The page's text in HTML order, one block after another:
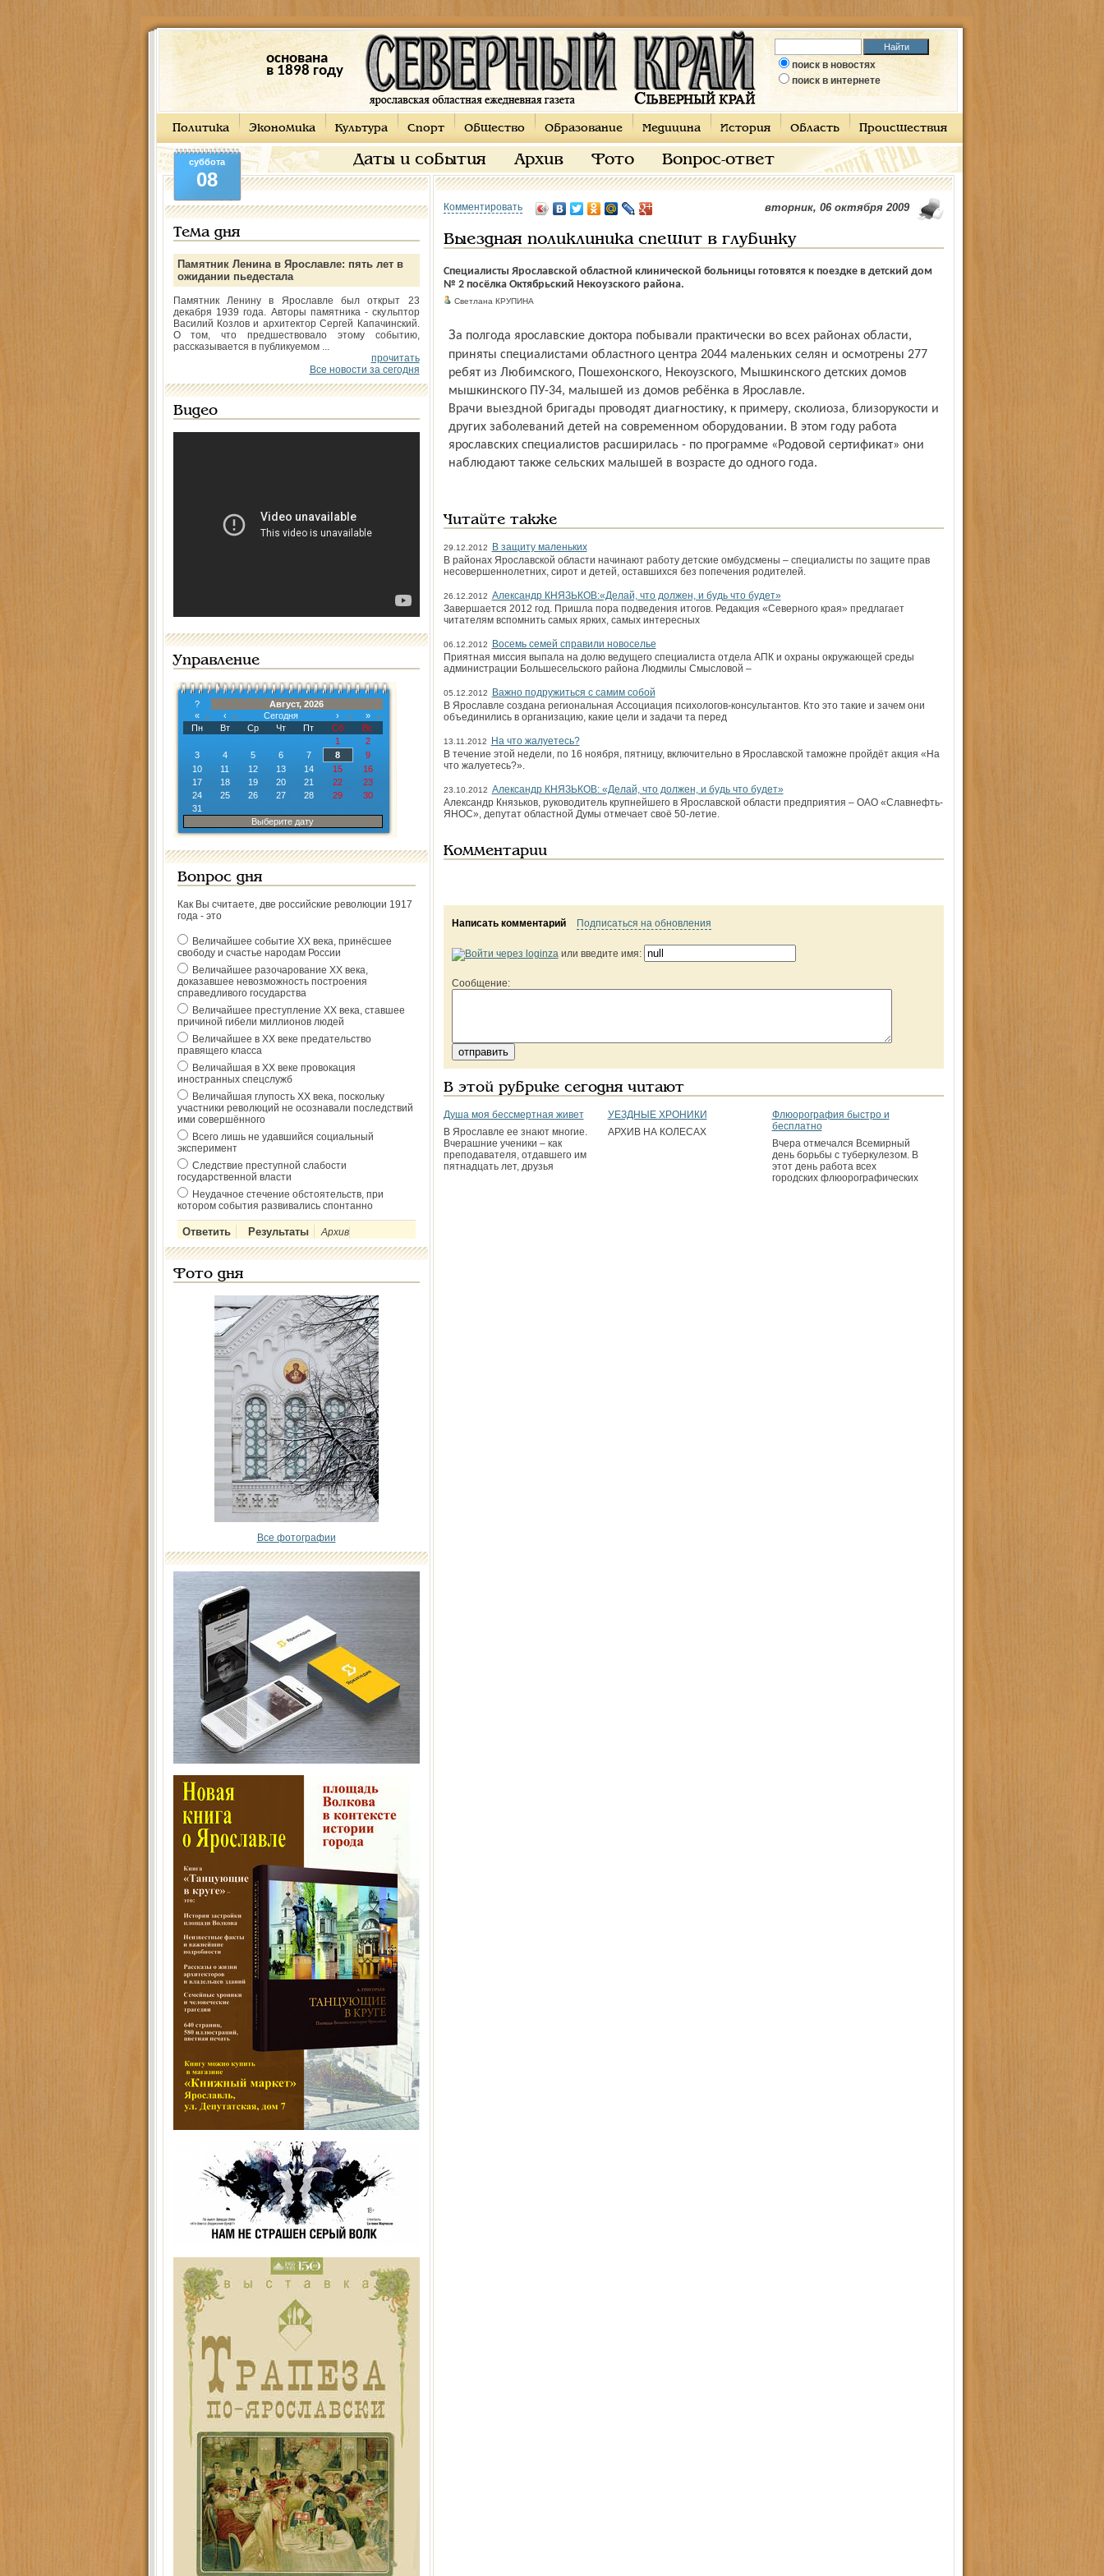
основана
в 1898 году
поиск в новостях
поиск в интернете
Политика Экономика Культура Спорт Общество Образование Медицина История Область Происшествия
Даты и события Архив Фото Вопрос-ответ
суббота
08
Тема дня
Памятник Ленина в Ярославле: пять лет в
ожидании пьедестала
Памятник Ленину в Ярославле был открыт 23
декабря 1939 года. Авторы памятника - скульптор
Василий Козлов и архитектор Сергей Капачинский.
О том, что предшествовало этому событию,
рассказывается в публикуемом ...
прочитать
Все новости за сегодня
Видео
Управление
?
Август, 2026
«
‹ Сегодня ›
»
Пн
Вт Ср Чт Пт Сб
Вс
1
2
3
4 5 6 7 8
9
10
11 12 13 14 15
16
17
18 19 20 21 22
23
24
25 26 27 28 29
30
31
Выберите дату
Вопрос дня
Как Вы считаете, две российские революции 1917
года - это
Величайшее событие ХХ века, принёсшее
свободу и счастье народам России
Величайшее разочарование ХХ века,
доказавшее невозможность построения
справедливого государства
Величайшее преступление ХХ века, ставшее
причиной гибели миллионов людей
Величайшее в ХХ веке предательство
правящего класса
Величайшая в ХХ веке провокация
иностранных спецслужб
Величайшая глупость ХХ века, поскольку
участники революций не осознавали последствий
ими совершённого
Всего лишь не удавшийся социальный
эксперимент
Следствие преступной слабости
государственной власти
Неудачное стечение обстоятельств, при
котором события развивались спонтанно
Архив
Фото дня
Все фотографии
Комментировать вторник, 06 октября 2009
Выездная поликлиника спешит в глубинку
Специалисты Ярославской областной клинической больницы готовятся к поездке в детский дом
№ 2 посёлка Октябрьский Некоузского района.
Светлана КРУПИНА
За полгода ярославские доктора побывали практически во всех районах области,
приняты специалистами областного центра 2044 маленьких селян и осмотрены 277
ребят из Любимского, Пошехонского, Некоузского, Мышкинского детских домов
мышкинского ПУ-34, малышей из домов ребёнка в Ярославле.
Врачи выездной бригады проводят диаг­ностику, к примеру, сколиоза, близорукости и
других заболеваний детей на современном оборудовании. В этом году работа
ярославских специалистов расширилась - по программе «Родовой сертификат» они
наблюдают также сельских малышей в возрасте до одного года.
Читайте также
29.12.2012
В защиту маленьких
В районах Ярославской области начинают работу дет­ские омбудсмены – специалисты по защите прав
несовершеннолетних, сирот и детей, оставшихся без попечения родителей.
26.12.2012 Александр КНЯЗЬКОВ:«Делай, что должен, и будь что будет»
Завершается 2012 год. Пришла пора подведения итогов. Редакция «Северного края» предлагает
читателям вспомнить самых ярких, самых интересных
06.12.2012
Восемь семей справили новоселье
Приятная миссия выпала на долю ведущего специалиста отдела АПК и охраны окружающей среды
администрации Большесельского района Людмилы Смысловой –
05.12.2012
Важно подружиться с самим собой
В Ярославле создана региональная Ассоциация психологов-консультантов. Кто это такие и зачем они
объединились в организацию, какие цели и задачи та перед
13.11.2012
На что жалуетесь?
В течение этой недели, по 16 ноября, пятницу, включительно в Ярославской таможне пройдёт акция «На
что жалуетесь?».
23.10.2012 Александр КНЯЗЬКОВ: «Делай, что должен, и будь что будет»
Александр Князьков, руководитель крупнейшего в Ярославской области предприятия – ОАО «Славнефть-
ЯНОС», депутат областной Думы отмечает своё 50-летие.
Комментарии
Написать комментарий Подписаться на обновления
или введите имя:
Сообщение:
В этой рубрике сегодня читают
Душа моя бессмертная живет
В Ярославле ее знают многие.
Вчерашние ученики – как
преподавателя, отдавшего им
пятнадцать лет, друзья
УЕЗДНЫЕ ХРОНИКИ
АРХИВ НА КОЛЕСАХ
Флюорография быстро и
бесплатно
Вчера отмечался Всемирный
день борьбы с туберкулезом. В
этот день работа всех
городских флюорографических